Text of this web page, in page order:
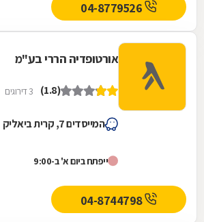
אורטופדיה הררי בע"מ
(1.8) 3 דירוגים
המייסדים 7, קרית ביאליק
ייפתח ביום א' ב-9:00
04-8744798